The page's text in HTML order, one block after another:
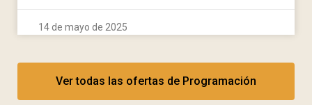
14 de mayo de 2025
Ver todas las ofertas de Programación